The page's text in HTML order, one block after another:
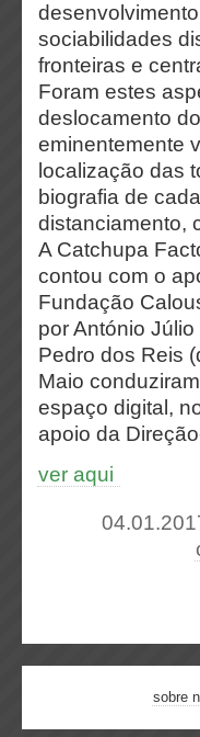
sociabilidades
fronteiras e
Foram estes
deslocamento
eminentemente
localização das
biografia de
distanciamento,
A Catchupa
contou com o
Fundação
por António
Pedro dos Reis
Maio
espaço digital,
apoio da
ver aqui
sobre